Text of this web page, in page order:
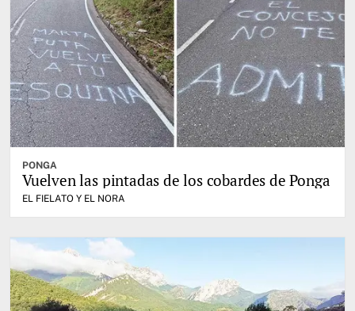
PONGA
Vuelven las pintadas de los cobardes de Ponga
EL FIELATO Y EL NORA